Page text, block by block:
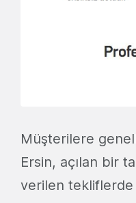
Müşterilere
Ersin, açılan bir
verilen tekliflerde